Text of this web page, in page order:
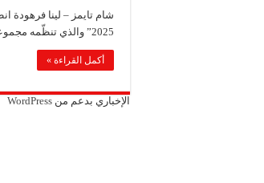
شام تايمز – لينا فرهودة
2025” والذي تنظّمه مجموعة مشهداني الدولية، على أرض مدينة …
أكمل القراءة »
الإخباري بدعم من WordPress